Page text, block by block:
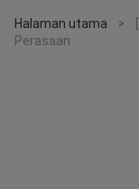
Halaman utama >
Perasaan